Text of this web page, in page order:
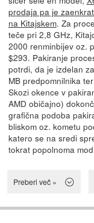
prodaja pa je
na Kitajskem. Za
teče pri 2,8 GHz,
2000 renminbijev oz.
$293. Pakiranje
potrdi, da je izdelan
MB predpomnilnika
Skozi okence v
AMD običajno)
grafična podoba
bliskom oz. kometu
katero se na sredi
tokrat popolnoma
Preberi več »